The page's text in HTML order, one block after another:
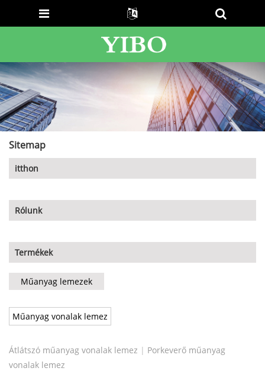
Sitemap
itthon
Rólunk
Termékek
Műanyag lemezek
Műanyag vonalak lemez
Átlátszó műanyag vonalak lemez | Porkeverő műanyag
vonalak lemez